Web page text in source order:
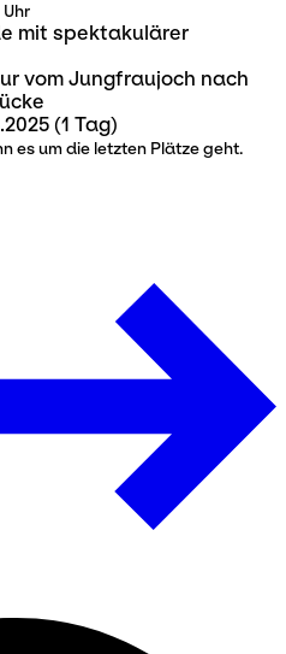
Uhr
mit spektakulärer
vom Jungfraujoch nach
(1 Tag)
es um die letzten Plätze geht.